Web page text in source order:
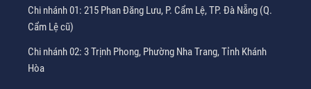
Chi nhánh 01: 215 Phan Đăng Lưu, P. Cẩm Lệ, TP. Đà Nẵng (Q.
Cẩm Lệ cũ)
Chi nhánh 02: 3 Trịnh Phong, Phường Nha Trang, Tỉnh Khánh
Hòa